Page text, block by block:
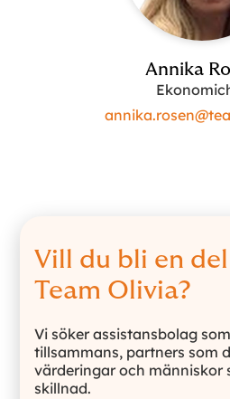
Annika
Vill du bli en
Team Olivia?
Vi söker assistansbolag
tillsammans, partners som
värderingar och människor
skillnad.